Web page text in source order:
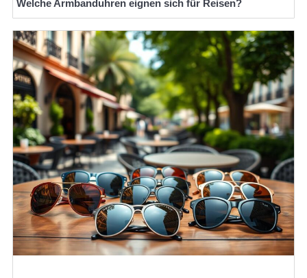
Welche Armbanduhren eignen sich für Reisen?